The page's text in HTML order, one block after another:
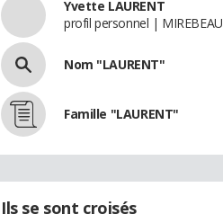
Yvette LAURENT
profil personnel | MIREBEAU
Nom "LAURENT"
Famille "LAURENT"
Ils se sont croisés